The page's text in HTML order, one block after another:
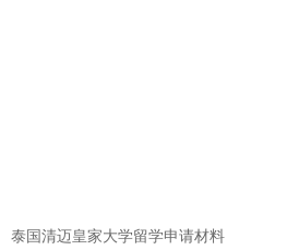
泰国清迈皇家大学留学申请材料